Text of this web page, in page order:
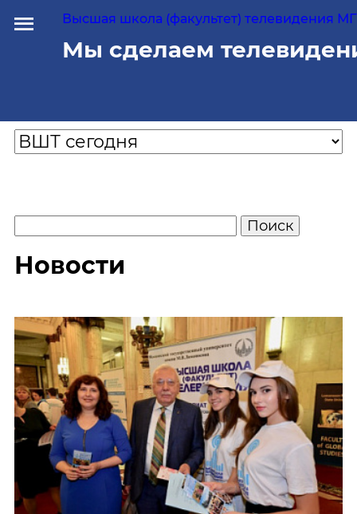
Высшая школа (факультет) телевидения
Мы сделаем
Новости